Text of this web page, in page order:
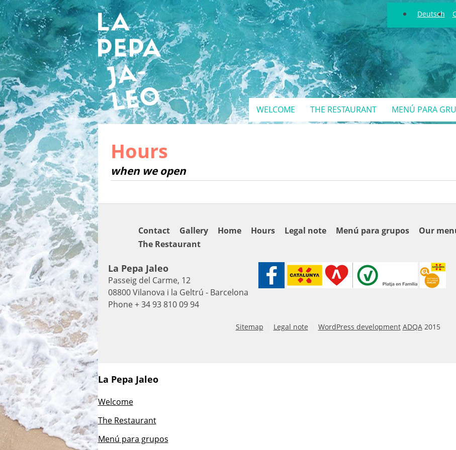
Deutsch
WELCOME THE RESTAURANT MENÚ PARA
Hours
when we open
Contact Gallery Home Hours Legal note Menú para grupos Our
The Restaurant
La Pepa Jaleo
Passeig del Carme, 12
08800 Vilanova i la Geltrú - Barcelona
Phone + 34 93 810 09 94
Sitemap Legal note WordPress development ADQA2015
La Pepa Jaleo
Welcome
The Restaurant
Menú para grupos